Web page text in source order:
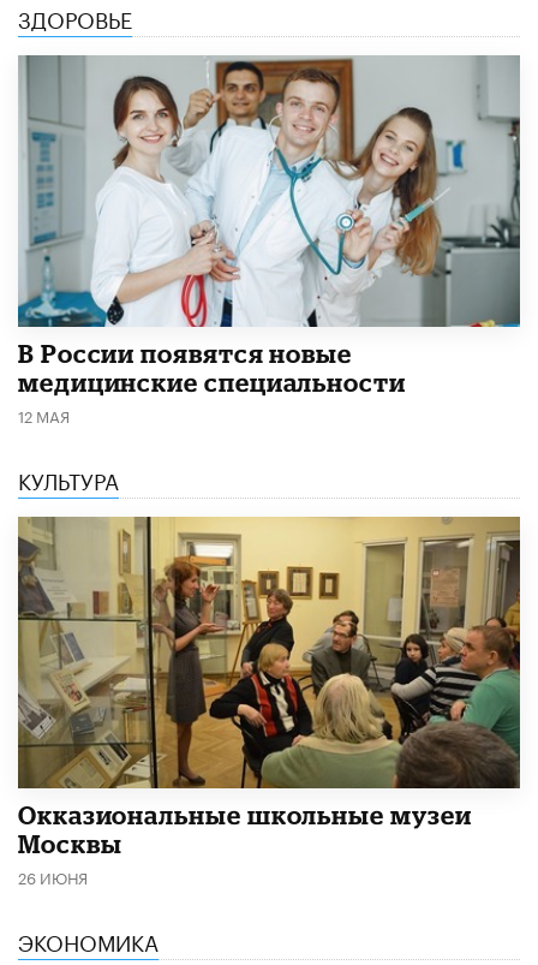
ЗДОРОВЬЕ
В России появятся новые
медицинские специальности
12 МАЯ
КУЛЬТУРА
​Окказиональные школьные музеи
Москвы
26 ИЮНЯ
ЭКОНОМИКА